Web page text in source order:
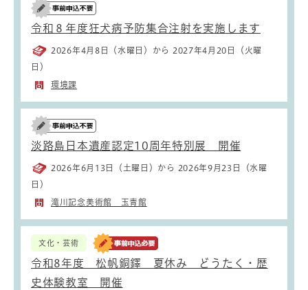
令和８年度狂犬病予防集合注射を実施します
2026年4月8日（水曜日）から 2027年4月20日（火曜
日）
環境課
淡路島日本遺産認定10周年特別展 開催
2026年6月13日（土曜日）から 2026年9月23日（水曜
日）
滝川記念美術館 玉青館
文化・芸術
令和8年度 松帆銅鐸 夏休み どうたく・歴
史体験教室 開催